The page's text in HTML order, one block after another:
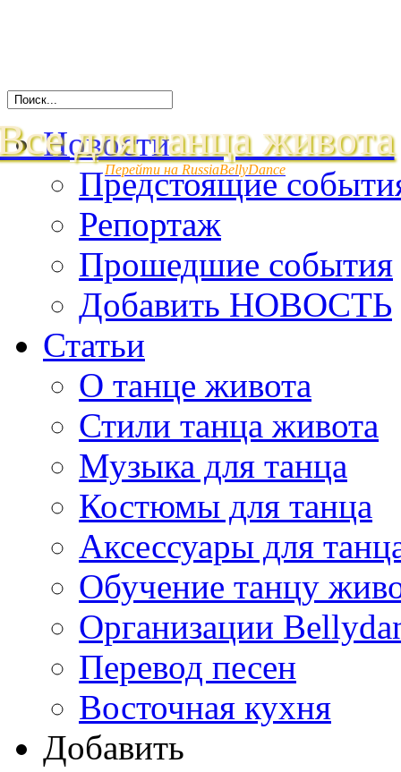
для танца живота
Перейти на RussiaBellyDance
Новости
Предстоящие
Репортаж
Прошедшие события
Добавить НОВОСТЬ
Статьи
О танце живота
Стили танца живота
Музыка для танца
Костюмы для танца
Аксессуары для
Обучение танцу
Организации
Перевод песен
Восточная кухня
Добавить